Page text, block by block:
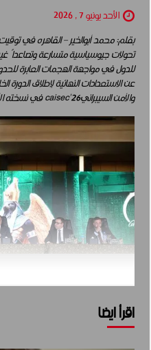
الأحد يونيو 7 , 2026
بقلم: محمد أبوالخير – القاهره في
تحولات جيوسياسية متسارعة وتصاعداً
للدول في مواجهة الهجمات العابرة
عن الاستعدادات النهائية لإطلاق
والأمن السيبرانيcaisec’26 في نسخته الأضخم من نوعها […]
اقرأ ايضا